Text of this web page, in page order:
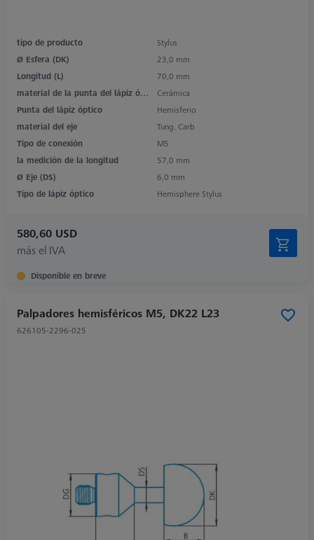
tipo de producto
Stylus
Ø Esfera (DK)
23,0 mm
Longitud (L)
70,0 mm
material de la punta del lápiz óptico
Cerámica
Punta del lápiz óptico
Hemisferio
material del eje
Tung. Carb
Tipo de conexión
M5
la medición de la longitud
57,0 mm
Ø Eje (DS)
6,0 mm
Tipo de lápiz óptico
Hemisphere Stylus
580,60 USD
más el IVA
Disponible en breve
Palpadores hemisféricos M5, DK22 L23
626105-2296-025